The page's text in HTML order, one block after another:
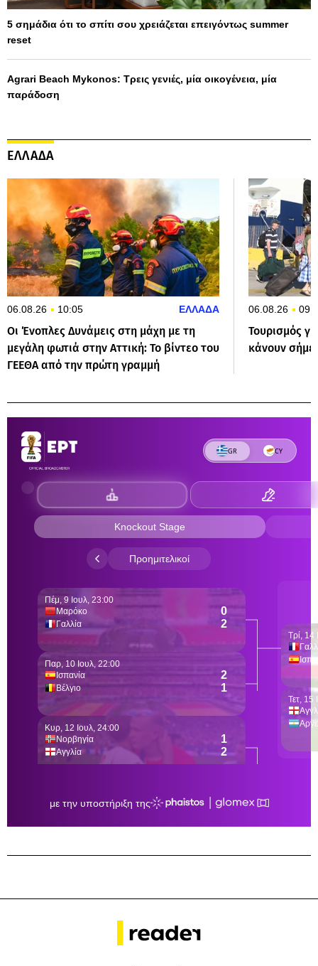
5 σημάδια ότι το σπίτι σου χρειάζεται επειγόντως summer
reset
Agrari Beach Mykonos: Τρεις γενιές, μία οικογένεια, μία
παράδοση
ΕΛΛΑΔΑ
06.08.26 10:05 ΕΛΛΑΔΑ
Οι Ένοπλες Δυνάμεις στη μάχη με τη
μεγάλη φωτιά στην Αττική: Το βίντεο του
ΓΕΕΘΑ από την πρώτη γραμμή
06.08.26
Τουρισμός
κάνουν